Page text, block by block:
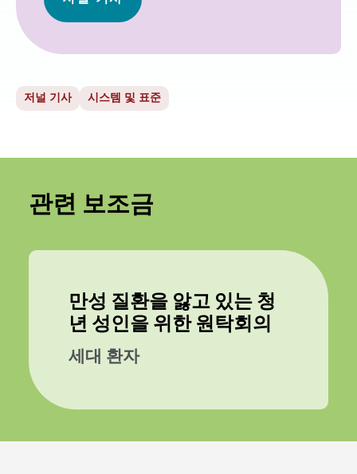
저널 기사 시스템 및 표준
관련 보조금
만성 질환을 앓고 있는 청
년 성인을 위한 원탁회의
세대 환자